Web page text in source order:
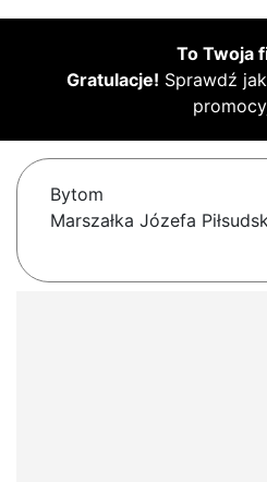
To Twoja
Gratulacje! Sprawdź
Bytom
Marszałka Józefa